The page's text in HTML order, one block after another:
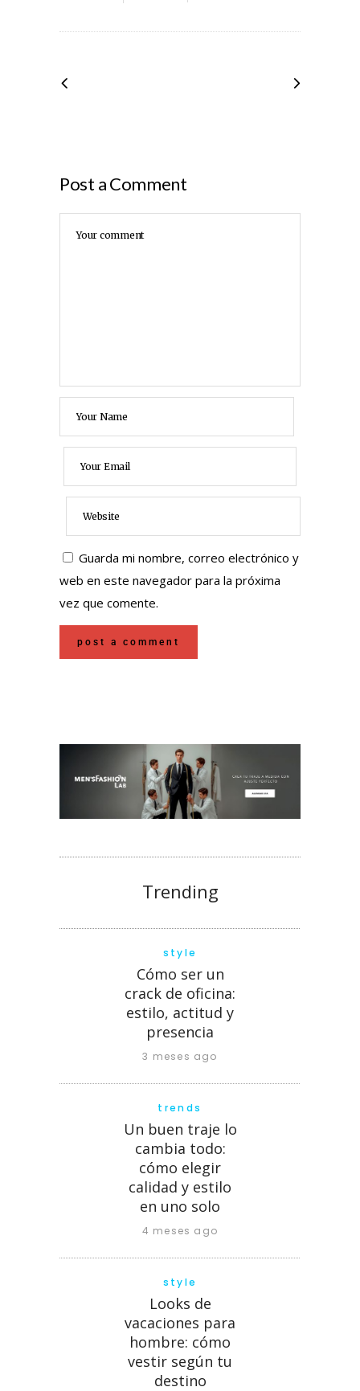
Post a Comment
Guarda mi nombre, correo electrónico y
web en este navegador para la próxima
vez que comente.
Trending
style
Cómo ser un
crack de oficina:
estilo, actitud y
presencia
3 meses ago
trends
Un buen traje lo
cambia todo:
cómo elegir
calidad y estilo
en uno solo
4 meses ago
style
Looks de
vacaciones para
hombre: cómo
vestir según tu
destino